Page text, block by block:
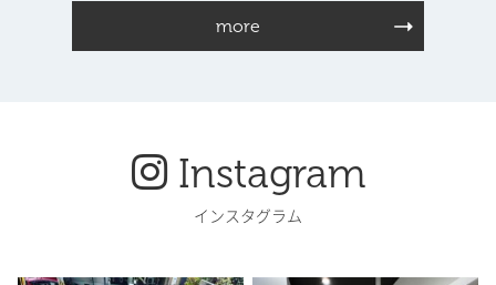
more
Instagram
インスタグラム